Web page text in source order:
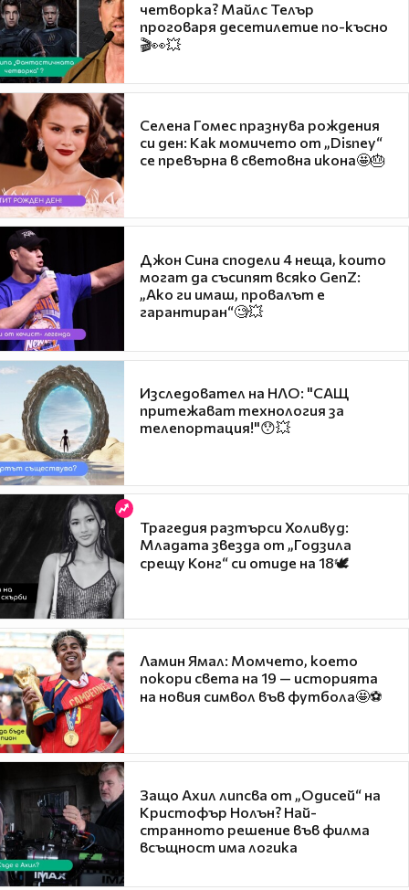
четворка? Майлс Телър
проговаря десетилетие по-късно
🎬👀💥
Селена Гомес празнува рождения
си ден: Как момичето от „Disney“
се превърна в световна икона🤩🎂
Джон Сина сподели 4 неща, които
могат да съсипят всяко GenZ:
„Ако ги имаш, провалът е
гарантиран“🧐💥
Изследовател на НЛО: "САЩ
притежават технология за
телепортация!"😯💥
Трагедия разтърси Холивуд:
Младата звезда от „Годзила
срещу Конг“ си отиде на 18🕊️
Ламин Ямал: Момчето, което
покори света на 19 — историята
на новия символ във футбола🤩⚽
Защо Ахил липсва от „Одисей“ на
Кристофър Нолън? Най-
странното решение във филма
всъщност има логика